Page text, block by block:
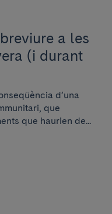
a les
(i durant
d’una
que
que haurien de...